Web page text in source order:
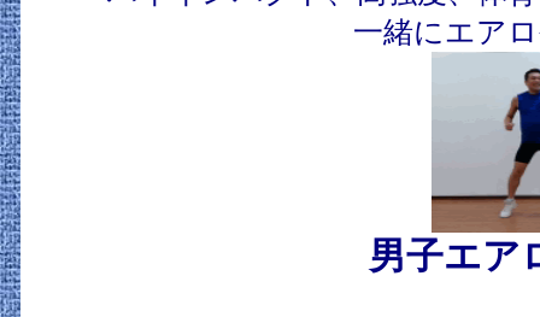
一緒にエア
男子エア